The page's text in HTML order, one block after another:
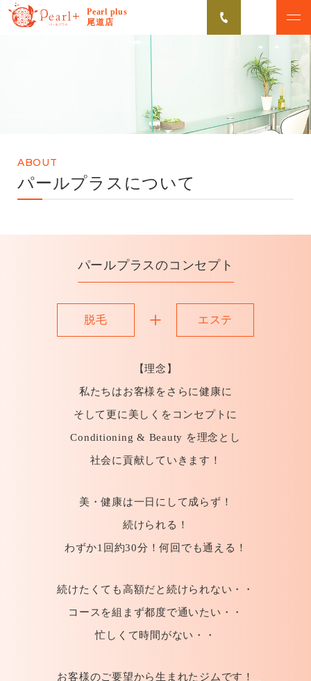
Pearl plus
尾道店
CAMPAIGN
MENU
FLOW NEWS
よくあるご質問
ABOUT
パールプラスについて
パールプラスのコンセプト
脱毛 エステ
【理念】
私たちはお客様をさらに健康に
そして更に美しくをコンセプトに
Conditioning & Beauty を理念とし
社会に貢献していきます！
美・健康は一日にして成らず！
続けられる！
わずか1回約30分！何回でも通える！
続けたくても高額だと続けられない・・
コースを組まず都度で通いたい・・
忙しくて時間がない・・
お客様のご要望から生まれたジムです！